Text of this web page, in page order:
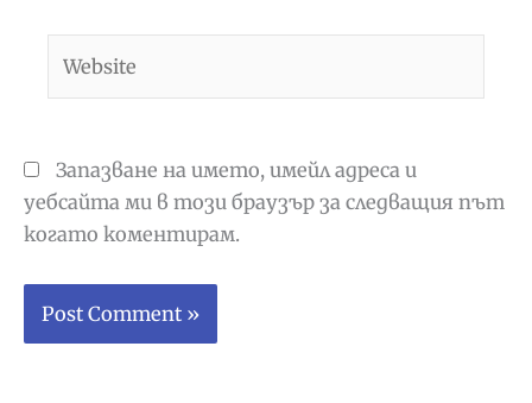
Запазване на името, имейл адреса и
уебсайта ми в този браузър за следващия път
когато коментирам.